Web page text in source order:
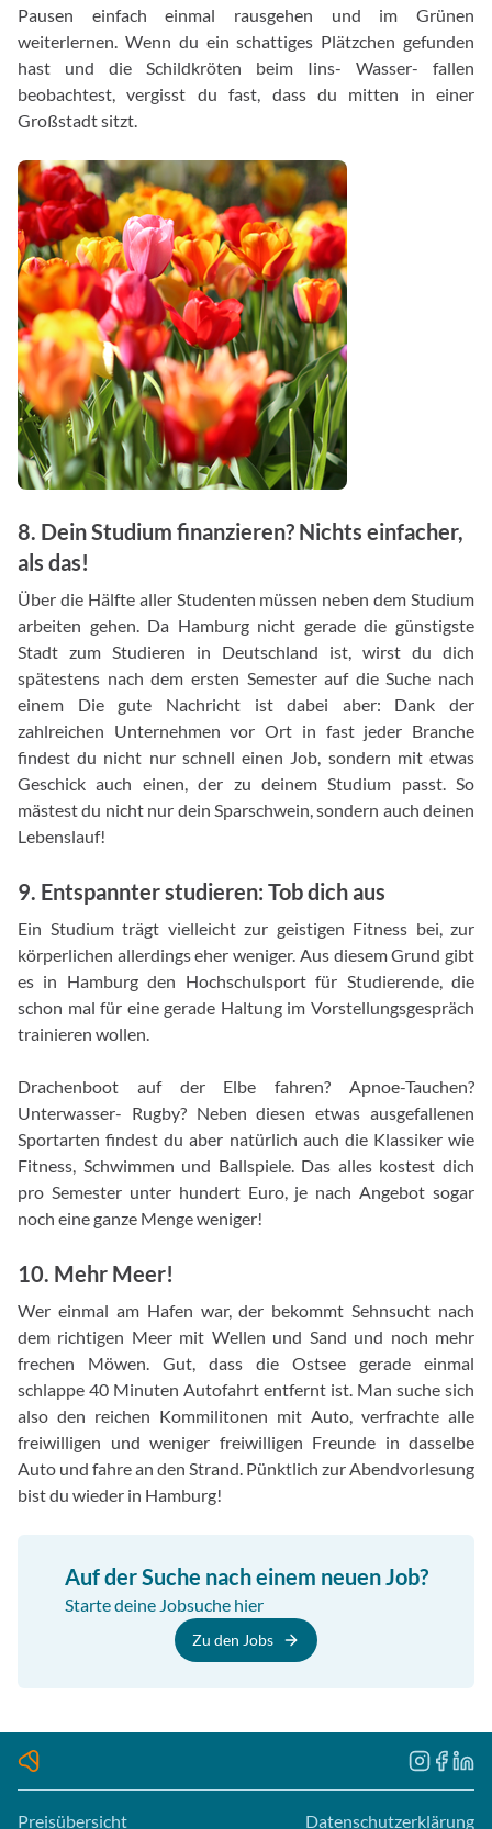
Pausen einfach einmal rausgehen und im Grünen
weiterlernen. Wenn du ein schattiges Plätzchen gefunden
hast und die Schildkröten beim Iins- Wasser- fallen
beobachtest, vergisst du fast, dass du mitten in einer
Großstadt sitzt.
8. Dein Studium finanzieren? Nichts einfacher,
als das!
Über die Hälfte aller Studenten müssen neben dem Studium
arbeiten gehen. Da Hamburg nicht gerade die günstigste
Stadt zum Studieren in Deutschland ist, wirst du dich
spätestens nach dem ersten Semester auf die Suche nach
einem Die gute Nachricht ist dabei aber: Dank der
zahlreichen Unternehmen vor Ort in fast jeder Branche
findest du nicht nur schnell einen Job, sondern mit etwas
Geschick auch einen, der zu deinem Studium passt. So
mästest du nicht nur dein Sparschwein, sondern auch deinen
Lebenslauf!
9. Entspannter studieren: Tob dich aus
Ein Studium trägt vielleicht zur geistigen Fitness bei, zur
körperlichen allerdings eher weniger. Aus diesem Grund gibt
es in Hamburg den Hochschulsport für Studierende, die
schon mal für eine gerade Haltung im Vorstellungsgespräch
trainieren wollen.
Drachenboot auf der Elbe fahren? Apnoe-Tauchen?
Unterwasser- Rugby? Neben diesen etwas ausgefallenen
Sportarten findest du aber natürlich auch die Klassiker wie
Fitness, Schwimmen und Ballspiele. Das alles kostest dich
pro Semester unter hundert Euro, je nach Angebot sogar
noch eine ganze Menge weniger!
10. Mehr Meer!
Wer einmal am Hafen war, der bekommt Sehnsucht nach
dem richtigen Meer mit Wellen und Sand und noch mehr
frechen Möwen. Gut, dass die Ostsee gerade einmal
schlappe 40 Minuten Autofahrt entfernt ist. Man suche sich
also den reichen Kommilitonen mit Auto, verfrachte alle
freiwilligen und weniger freiwilligen Freunde in dasselbe
Auto und fahre an den Strand. Pünktlich zur Abendvorlesung
bist du wieder in Hamburg!
Auf der Suche nach einem neuen Job?
Starte deine Jobsuche hier
Zu den Jobs
Preisübersicht Datenschutzerklärung